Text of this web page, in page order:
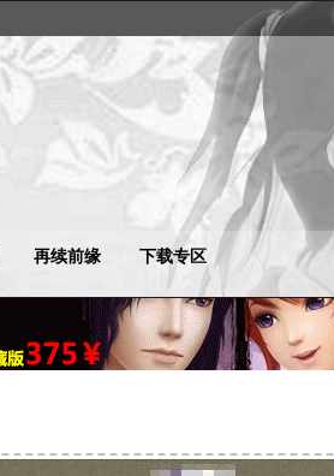
再续前缘 下载专区